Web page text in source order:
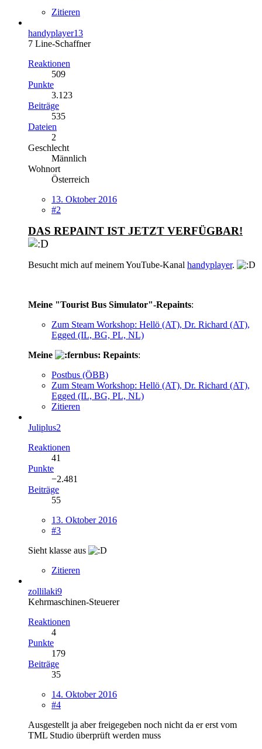
Zitieren
handyplayer13
7 Line-Schaffner
Reaktionen
509
Punkte
3.123
Beiträge
535
Dateien
2
Geschlecht
Männlich
Wohnort
Österreich
13. Oktober 2016
#2
DAS REPAINT IST JETZT VERFÜGBAR!
Besucht mich auf meinem YouTube-Kanal handyplayer.
Meine "Tourist Bus Simulator"-Repaints:
Zum Steam Workshop: Hellö (AT), Dr. Richard (AT),
Egged (IL, BG, PL, NL)
Meine
Repaints:
Postbus (ÖBB)
Zum Steam Workshop: Hellö (AT), Dr. Richard (AT),
Egged (IL, BG, PL, NL)
Zitieren
Juliplus2
Reaktionen
41
Punkte
−2.481
Beiträge
55
13. Oktober 2016
#3
Sieht klasse aus
Zitieren
zollilaki9
Kehrmaschinen-Steuerer
Reaktionen
4
Punkte
179
Beiträge
35
14. Oktober 2016
#4
Ausgestellt ja aber freigegeben noch nicht da er erst vom
TML Studio überprüft werden muss